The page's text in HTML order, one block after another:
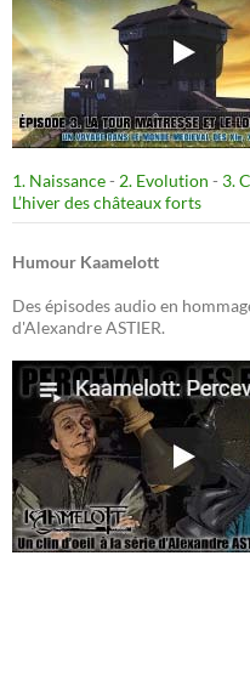
1. Naissance- 2. Evolution - 3.
L’hiver des châteaux forts
Humour Kaamelott
Des épisodes audio en
d'Alexandre ASTIER.